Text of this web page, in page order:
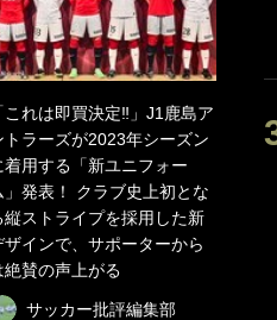
これは即買決定‼︎」J1鹿島ア
トラーズが2023年シーズン
着用する「新ユニフォー
」発表！ クラブ史上初とな
縦ストライプを採用した新
ザインで、サポーターから
絶賛の声上がる
サッカー批評編集部